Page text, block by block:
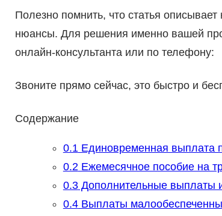
Полезно помнить, что статья
нюансы. Для решения именно вашей
онлайн-консультанта или по телефону:
Звоните прямо сейчас, это быстро и
Содержание
0.1Единовременная выплата
0.2Ежемесячное пособие на
0.3Дополнительные выплаты
0.4Выплаты